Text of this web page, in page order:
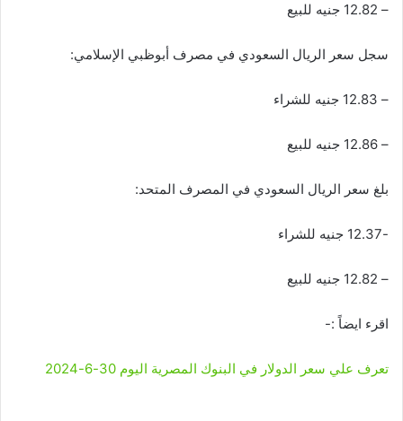
– 12.82 جنيه للبيع
سجل سعر الريال السعودي في مصرف أبوظبي الإسلامي:
– 12.83 جنيه للشراء
– 12.86 جنيه للبيع
بلغ سعر الريال السعودي في المصرف المتحد:
-12.37 جنيه للشراء
– 12.82 جنيه للبيع
اقرء ايضاً :-
تعرف علي سعر الدولار في البنوك المصرية اليوم 30-6-2024